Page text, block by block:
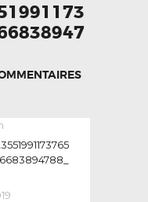
post: